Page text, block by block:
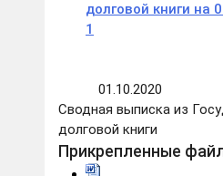
долговой книги на
1
01.10.2020
Сводная выписка из
долговой книги
Прикрепленные